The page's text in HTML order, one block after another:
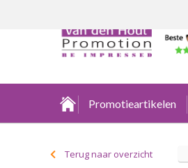
Promotieartikelen
Terug naar overzicht